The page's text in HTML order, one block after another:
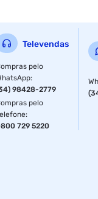
Televendas
pelo
:
98428-2779
pelo
:
729 5220